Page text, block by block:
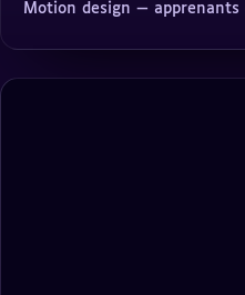
Motion design —